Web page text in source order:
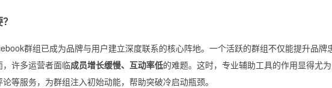
群组已成为品牌与用户建立深度联系的核心阵地。一个活跃的群组不仅能提升品牌
许多运营者面临成员增长缓慢、互动率低的难题。这时，专业辅助工具的作用显得尤
等服务，为群组注入初始动能，帮助突破冷启动瓶颈。